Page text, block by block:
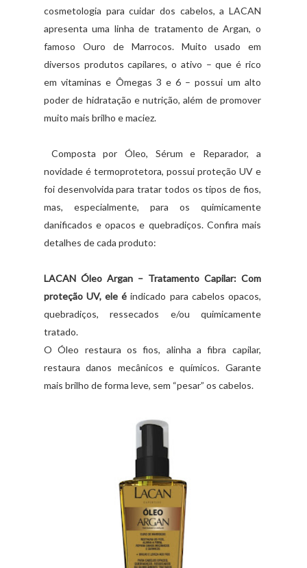
cosmetologia para cuidar dos cabelos, a LACAN
apresenta uma linha de tratamento de Argan, o
famoso Ouro de Marrocos. Muito usado em
diversos produtos capilares, o ativo – que é rico
em vitaminas e Ômegas 3 e 6 – possui um alto
poder de hidratação e nutrição, além de promover
muito mais brilho e maciez.
Composta por Óleo, Sérum e Reparador, a
novidade é termoprotetora, possui proteção UV e
foi desenvolvida para tratar todos os tipos de fios,
mas, especialmente, para os quimicamente
danificados e opacos e quebradiços. Confira mais
detalhes de cada produto:
LACAN Óleo Argan – Tratamento Capilar: Com
proteção UV, ele é indicado para cabelos opacos,
quebradiços, ressecados e/ou quimicamente
tratado.
O Óleo restaura os fios, alinha a fibra capilar,
restaura danos mecânicos e químicos. Garante
mais brilho de forma leve, sem “pesar” os cabelos.